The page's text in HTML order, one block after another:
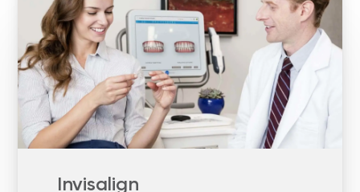
Invisalign